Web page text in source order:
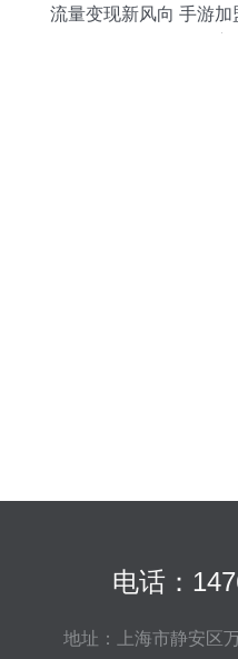
流量变现新风向 手游
电话：
地址：上海市静安区